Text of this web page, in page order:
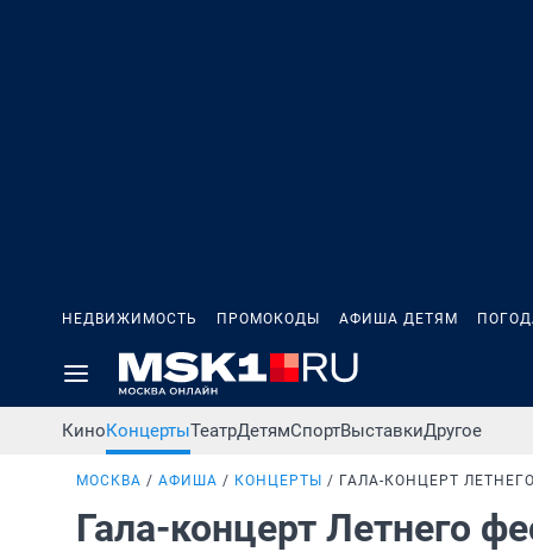
НЕДВИЖИМОСТЬ ПРОМОКОДЫ АФИША ДЕТЯМ
КиноКонцертыТеатрДетямСпортВыставкиДругое
МОСКВА АФИША КОНЦЕРТЫ ГАЛА-КОНЦЕРТ
Гала-концерт Летнего